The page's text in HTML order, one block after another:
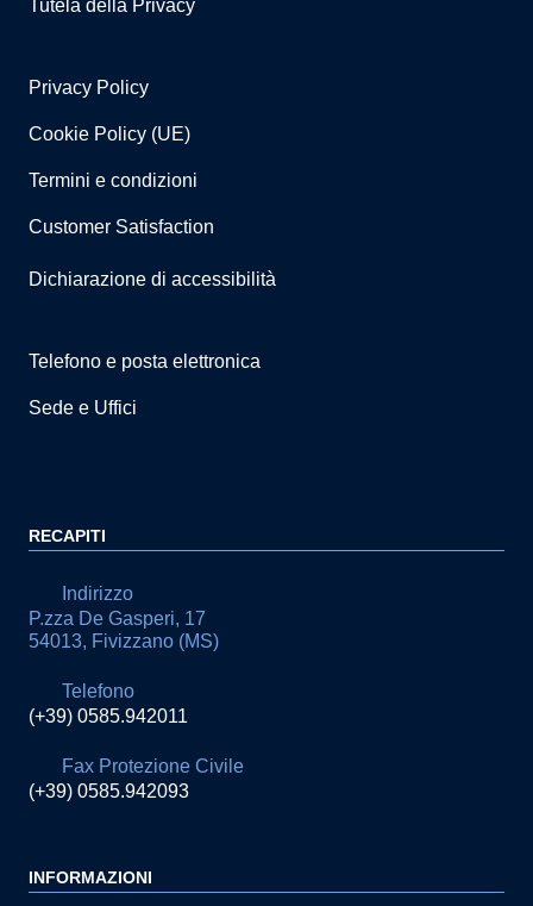
Tutela della Privacy
Privacy Policy
Cookie Policy (UE)
Termini e condizioni
Customer Satisfaction
Dichiarazione di accessibilità
Telefono e posta elettronica
Sede e Uffici
RECAPITI
Indirizzo
P.zza De Gasperi, 17
54013, Fivizzano (MS)
Telefono
(+39) 0585.942011
Fax Protezione Civile
(+39) 0585.942093
INFORMAZIONI